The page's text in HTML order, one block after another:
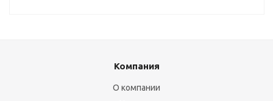
Компания
О компании